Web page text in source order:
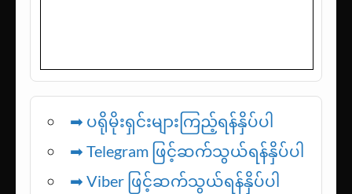
➡ ပရိုမိုးရှင်းများကြည့်ရန်နှိပ်ပါ
➡ Telegram ဖြင့်ဆက်သွယ်ရန်နှိပ်ပါ
➡ Viber ဖြင့်ဆက်သွယ်ရန်နှိပ်ပါ